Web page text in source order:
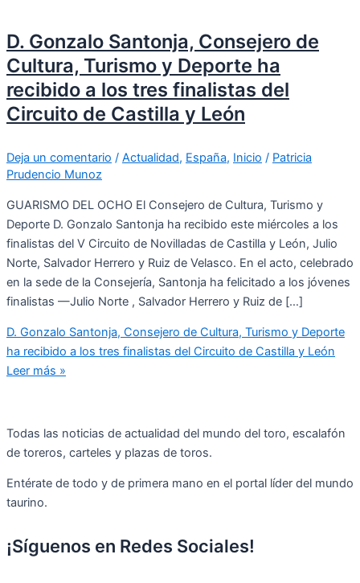
D. Gonzalo Santonja, Consejero de
Cultura, Turismo y Deporte ha
recibido a los tres finalistas del
Circuito de Castilla y León
Deja un comentario / Actualidad, España, Inicio / Patricia
Prudencio Munoz
GUARISMO DEL OCHO El Consejero de Cultura, Turismo y
Deporte D. Gonzalo Santonja ha recibido este miércoles a los
finalistas del V Circuito de Novilladas de Castilla y León, Julio
Norte, Salvador Herrero y Ruiz de Velasco. En el acto, celebrado
en la sede de la Consejería, Santonja ha felicitado a los jóvenes
finalistas —Julio Norte , Salvador Herrero y Ruiz de […]
D. Gonzalo Santonja, Consejero de Cultura, Turismo y Deporte
ha recibido a los tres finalistas del Circuito de Castilla y León
Leer más »
Todas las noticias de actualidad del mundo del toro, escalafón
de toreros, carteles y plazas de toros.
Entérate de todo y de primera mano en el portal líder del mundo
taurino.
¡Síguenos en Redes Sociales!